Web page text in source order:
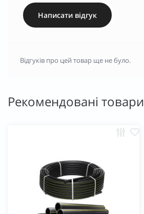
Написати відгук
Відгуків про цей товар ще не було.
Рекомендовані товари